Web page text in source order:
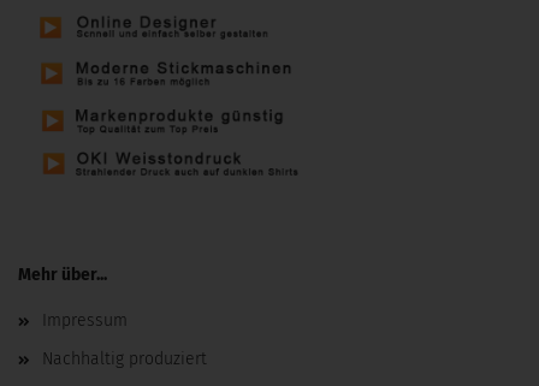
Mehr über...
Impressum
Nachhaltig produziert